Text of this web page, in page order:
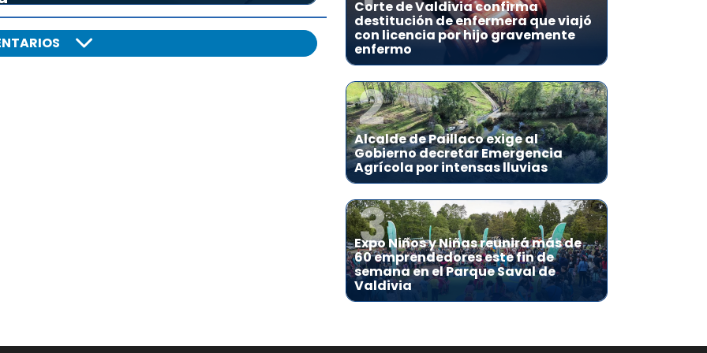
Corte de Valdivia confirma
destitución de enfermera que viajó
con licencia por hijo gravemente
enfermo
2
Alcalde de Paillaco exige al
Gobierno decretar Emergencia
Agrícola por intensas lluvias
3
Expo Niños y Niñas reunirá más de
60 emprendedores este fin de
semana en el Parque Saval de
Valdivia